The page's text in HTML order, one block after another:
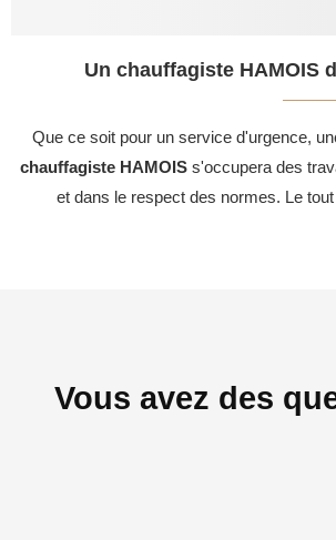
Un chauffagiste HAMOIS
Que ce soit pour un service d'urgence,
chauffagiste HAMOISs'occupera des
et dans le respect des normes. Le
Vous avez des